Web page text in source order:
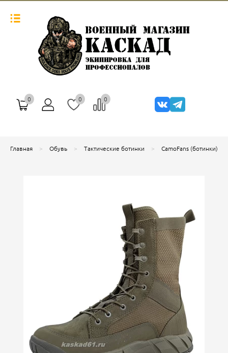
0 0 0
Главная Обувь Тактические ботинки CamoFans (ботинки)